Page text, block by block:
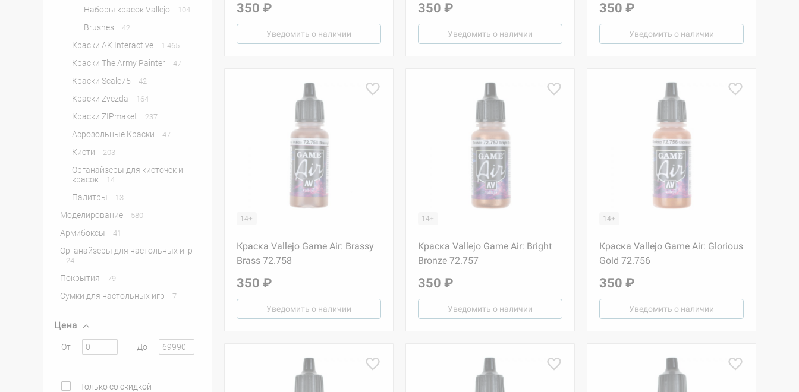
Наборы красок Vallejo 104
Brushes 42
Краски AK Interactive 1 465
Краски The Army Painter 47
Краски Scale75 42
Краски Zvezda 164
Краски ZIPmaket 237
Аэрозольные Краски 47
Кисти 203
Органайзеры для кисточек и
красок
14
Палитры 13
Моделирование 580
Армибоксы 41
Органайзеры для настольных игр
24
Покрытия 79
Сумки для настольных игр 7
Цена
От До
Только со скидкой
350 ₽
Уведомить о наличии
350 ₽
Уведомить о наличии
350 ₽
Уведомить о наличии
14+
Краска Vallejo Game Air: Brassy
Brass 72.758
350 ₽
Уведомить о наличии
14+
Краска Vallejo Game Air: Bright
Bronze 72.757
350 ₽
Уведомить о наличии
14+
Краска Vallejo Game Air: Glorious
Gold 72.756
350 ₽
Уведомить о наличии